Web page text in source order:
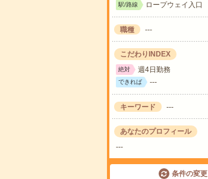
駅/路線 ロープウェイ入口
職種 ---
こだわりINDEX
絶対 週4日勤務
できれば ---
キーワード ---
あなたのプロフィール
---
条件の変更